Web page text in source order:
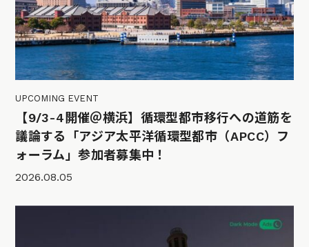
UPCOMING EVENT
【9/3-4開催＠横浜】循環型都市移行への道筋を
議論する「アジア太平洋循環型都市（APCC）フ
ォーラム」参加者募集中！
2026.08.05